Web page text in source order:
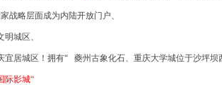
战略层面成为内陆开放门户、
明城区、
宜居城区！拥有“ 夔州古象化石、重庆大学城位于沙坪坝
际影城“